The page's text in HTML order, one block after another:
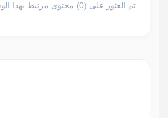
تم العثور على (0) محتوى مرتبط بهذا الوسم.